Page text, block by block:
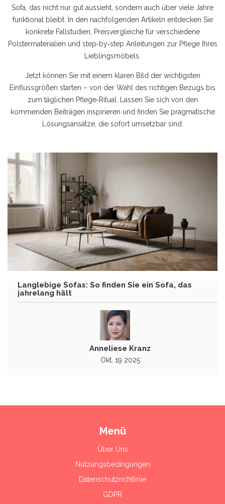
Sofa, das nicht nur gut aussieht, sondern auch über viele Jahre
funktional bleibt. In den nachfolgenden Artikeln entdecken Sie
konkrete Fallstudien, Preisvergleiche für verschiedene
Polstermaterialien und step‑by‑step Anleitungen zur Pflege Ihres
Lieblingsmöbels.
Jetzt können Sie mit einem klaren Bild der wichtigsten
Einflussgrößen starten – von der Wahl des richtigen Bezugs bis
zum täglichen Pflege‑Ritual. Lassen Sie sich von den
kommenden Beiträgen inspirieren und finden Sie pragmatische
Lösungsansätze, die sofort umsetzbar sind.
Langlebige Sofas: So finden Sie ein Sofa, das
jahrelang hält
Anneliese Kranz
Okt, 19 2025
Menü
Über Uns
Nutzungsbedingungen
Datenschutzrichtlinie
GDPR